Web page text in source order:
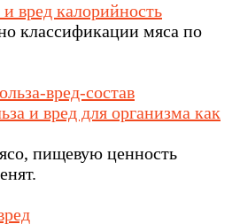
вред калорийность
классификации мяса по
и вред для организма как
пищевую ценность